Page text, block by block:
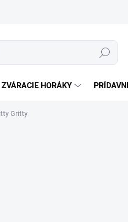
Hľadať
ZVÁRACIE HORÁKY
Gritty